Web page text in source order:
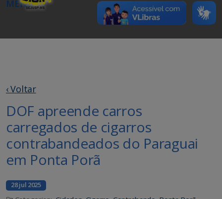
MENU
‹ Voltar
DOF apreende carros
carregados de cigarros
contrabandeados do Paraguai
em Ponta Porã
28 jul 2025